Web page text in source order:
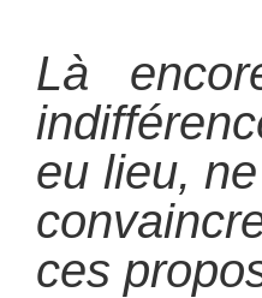
Là
eu lieu,
ces